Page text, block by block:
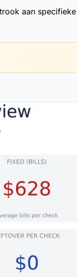
aan specifieke